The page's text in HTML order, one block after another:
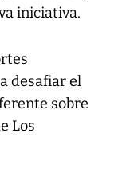
iniciativa.
desafiar el
sobre
Los